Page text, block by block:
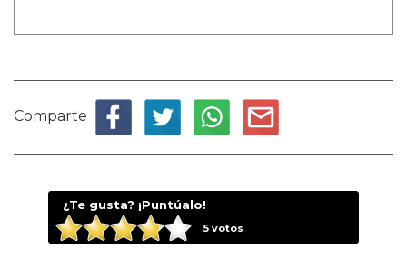
Comparte
¿Te gusta? ¡Puntúalo!
5votos